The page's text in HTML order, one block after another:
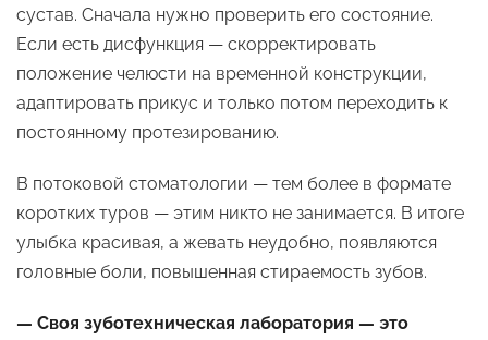
сустав. Сначала нужно проверить его состояние.
Если есть дисфункция — скорректировать
положение челюсти на временной конструкции,
адаптировать прикус и только потом переходить к
постоянному протезированию.
В потоковой стоматологии — тем более в формате
коротких туров — этим никто не занимается. В итоге
улыбка красивая, а жевать неудобно, появляются
головные боли, повышенная стираемость зубов.
— Своя зуботехническая лаборатория — это